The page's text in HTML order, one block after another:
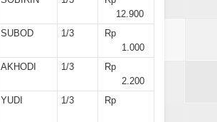
12.900
SUBOD 1/3
Rp
1.000
AKHODI 1/3
Rp
2.200
YUDI 1/3 Rp